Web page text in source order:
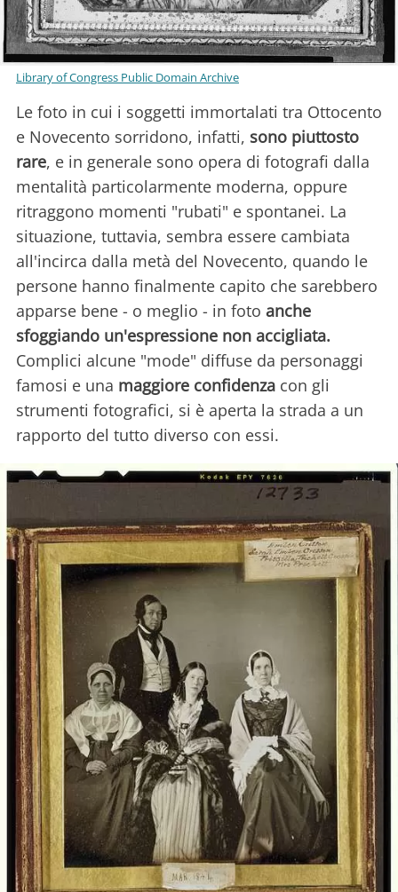
Library of Congress Public Domain Archive
Le foto in cui i soggetti immortalati tra Ottocento
e Novecento sorridono, infatti, sono piuttosto
rare, e in generale sono opera di fotografi dalla
mentalità particolarmente moderna, oppure
ritraggono momenti "rubati" e spontanei. La
situazione, tuttavia, sembra essere cambiata
all'incirca dalla metà del Novecento, quando le
persone hanno finalmente capito che sarebbero
apparse bene - o meglio - in foto anche
sfoggiando un'espressione non accigliata.
Complici alcune "mode" diffuse da personaggi
famosi e una maggiore confidenza con gli
strumenti fotografici, si è aperta la strada a un
rapporto del tutto diverso con essi.